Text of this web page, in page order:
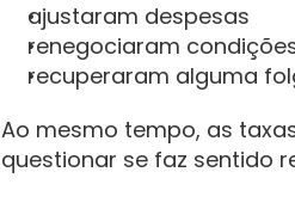
ajustaram despesas
renegociaram
recuperaram alguma
Ao mesmo tempo, as
questionar se faz sentido